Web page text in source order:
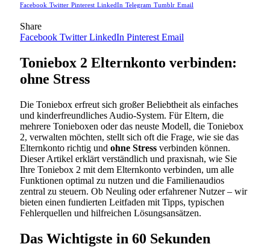
Facebook Twitter Pinterest LinkedIn Telegram Tumblr Email
Share
Facebook Twitter LinkedIn Pinterest Email
Toniebox 2 Elternkonto verbinden:
ohne Stress
Die Toniebox erfreut sich großer Beliebtheit als einfaches
und kinderfreundliches Audio-System. Für Eltern, die
mehrere Tonieboxen oder das neuste Modell, die Toniebox
2, verwalten möchten, stellt sich oft die Frage, wie sie das
Elternkonto richtig und ohne Stress verbinden können.
Dieser Artikel erklärt verständlich und praxisnah, wie Sie
Ihre Toniebox 2 mit dem Elternkonto verbinden, um alle
Funktionen optimal zu nutzen und die Familienaudios
zentral zu steuern. Ob Neuling oder erfahrener Nutzer – wir
bieten einen fundierten Leitfaden mit Tipps, typischen
Fehlerquellen und hilfreichen Lösungsansätzen.
Das Wichtigste in 60 Sekunden